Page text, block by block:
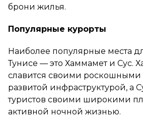
брони жилья.
Популярные курорты
Наиболее популярные места
Тунисе — это Хаммамет и Сус.
славится своими роскошными
развитой инфраструктурой, а
туристов своими широкими
активной ночной жизнью.